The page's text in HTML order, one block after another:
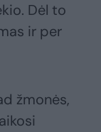
Dėl to
ir per
žmonės,